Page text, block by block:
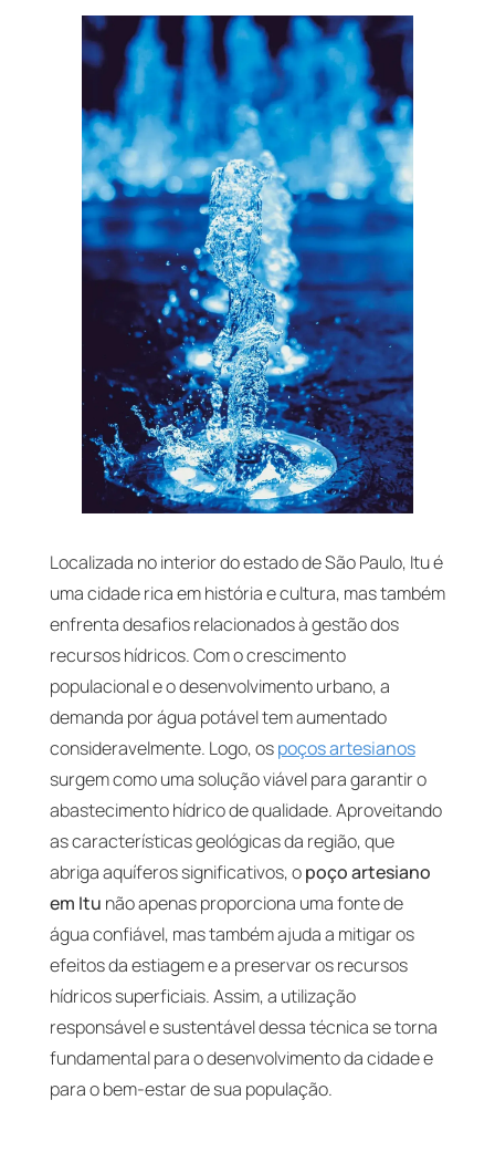
Localizada no interior do estado de São Paulo, Itu é
uma cidade rica em história e cultura, mas também
enfrenta desafios relacionados à gestão dos
recursos hídricos. Com o crescimento
populacional e o desenvolvimento urbano, a
demanda por água potável tem aumentado
consideravelmente. Logo, ospoços artesianos
surgem como uma solução viável para garantir o
abastecimento hídrico de qualidade. Aproveitando
as características geológicas da região, que
abriga aquíferos significativos, opoço artesiano
em Itu não apenas proporciona uma fonte de
água confiável, mas também ajuda a mitigar os
efeitos da estiagem e a preservar os recursos
hídricos superficiais. Assim, a utilização
responsável e sustentável dessa técnica se torna
fundamental para o desenvolvimento da cidade e
para o bem-estar de sua população.